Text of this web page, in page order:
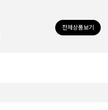
전체상품보기